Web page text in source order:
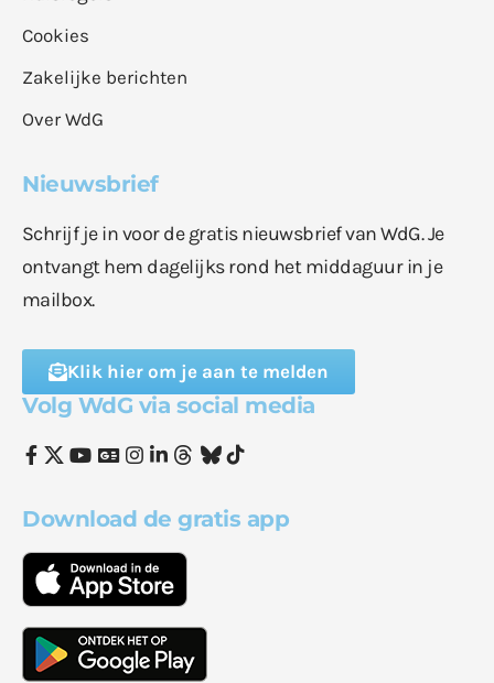
Cookies
Zakelijke berichten
Over WdG
Nieuwsbrief
Schrijf je in voor de gratis nieuwsbrief van WdG. Je
ontvangt hem dagelijks rond het middaguur in je
mailbox.
Klik hier om je aan te melden
Volg WdG via social media
Download de gratis app